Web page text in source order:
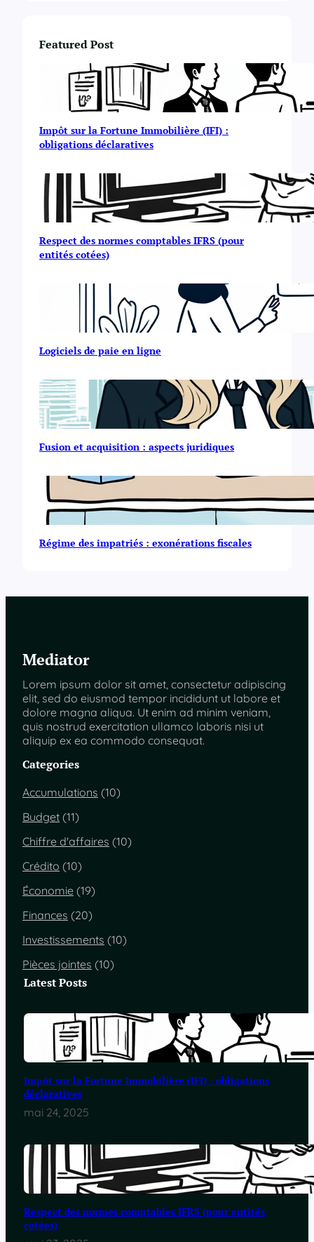
Featured Post
Impôt sur la Fortune Immobilière (IFI) :
obligations déclaratives
Respect des normes comptables IFRS (pour
entités cotées)
Logiciels de paie en ligne
Fusion et acquisition : aspects juridiques
Régime des impatriés : exonérations fiscales
Mediator
Lorem ipsum dolor sit amet, consectetur adipiscing
elit, sed do eiusmod tempor incididunt ut labore et
dolore magna aliqua. Ut enim ad minim veniam,
quis nostrud exercitation ullamco laboris nisi ut
aliquip ex ea commodo consequat.
Categories
Accumulations (10)
Budget (11)
Chiffre d'affaires (10)
Crédito (10)
Économie (19)
Finances (20)
Investissements (10)
Pièces jointes (10)
Latest Posts
Impôt sur la Fortune Immobilière (IFI) : obligations
déclaratives
mai 24, 2025
Respect des normes comptables IFRS (pour entités
cotées)